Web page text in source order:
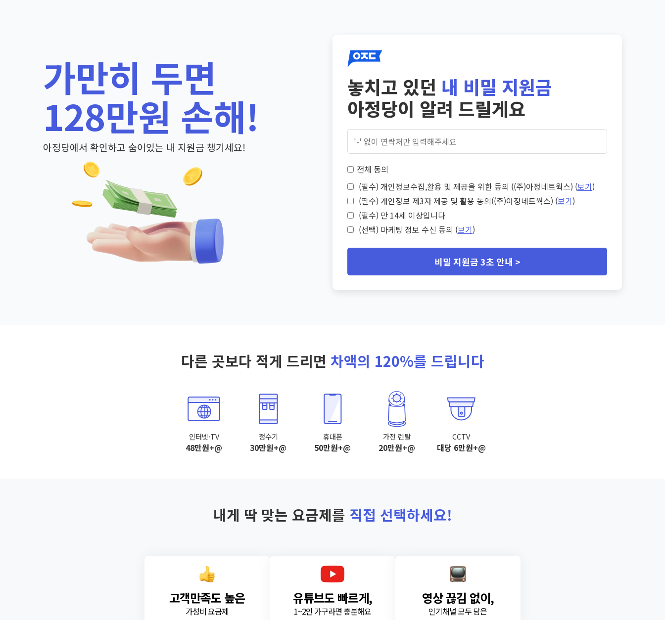
가만히 두면
128만원 손해!
아정당에서 확인하고 숨어있는 내 지원금 챙기세요!
놓치고 있던 내 비밀 지원금
아정당이 알려 드릴게요
전체 동의
(필수) 개인정보수집,활용 및 제공을 위한 동의 ((주)아정네트웍스) (보기)
(필수) 개인정보 제3자 제공 및 활용 동의((주)아정네트웍스) (보기)
(필수) 만 14세 이상입니다
(선택) 마케팅 정보 수신 동의 (보기)
비밀 지원금 3초 안내 >
다른 곳보다 적게 드리면 차액의 120%를 드립니다
인터넷·TV
48만원+@
정수기
30만원+@
휴대폰
50만원+@
가전 렌탈
20만원+@
CCTV
대당 6만원+@
내게 딱 맞는 요금제를 직접 선택하세요!
고객만족도 높은
가성비 요금제
유튜브도 빠르게,
1~2인 가구라면 충분해요
영상 끊김 없이,
인기채널 모두 담은